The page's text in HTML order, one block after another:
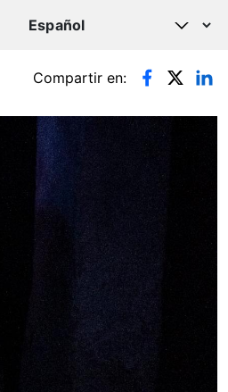
Compartir en: